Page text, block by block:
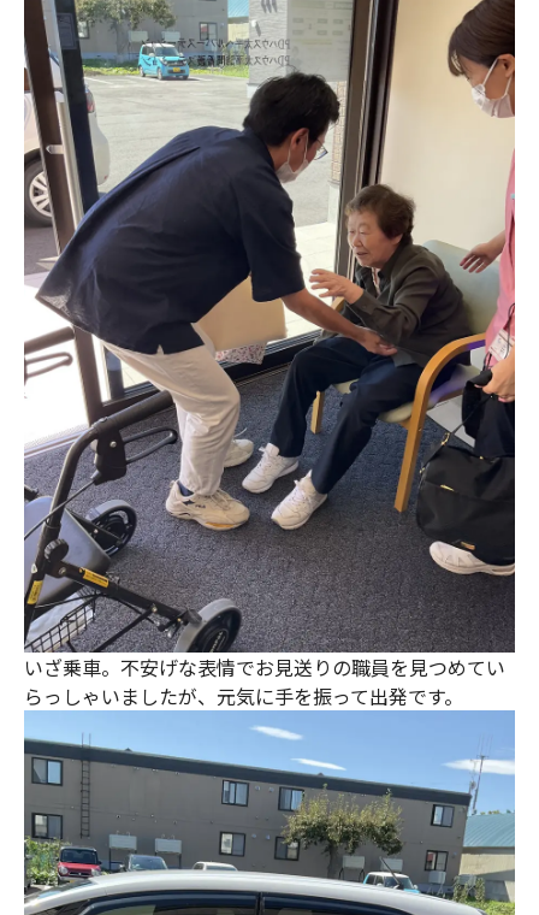
いざ乗車。不安げな表情でお見送りの職員を見つめてい
らっしゃいましたが、元気に手を振って出発です。